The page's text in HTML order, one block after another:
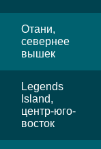
Отани,
севернее
вышек
Legends
Island,
центр-юго-
восток